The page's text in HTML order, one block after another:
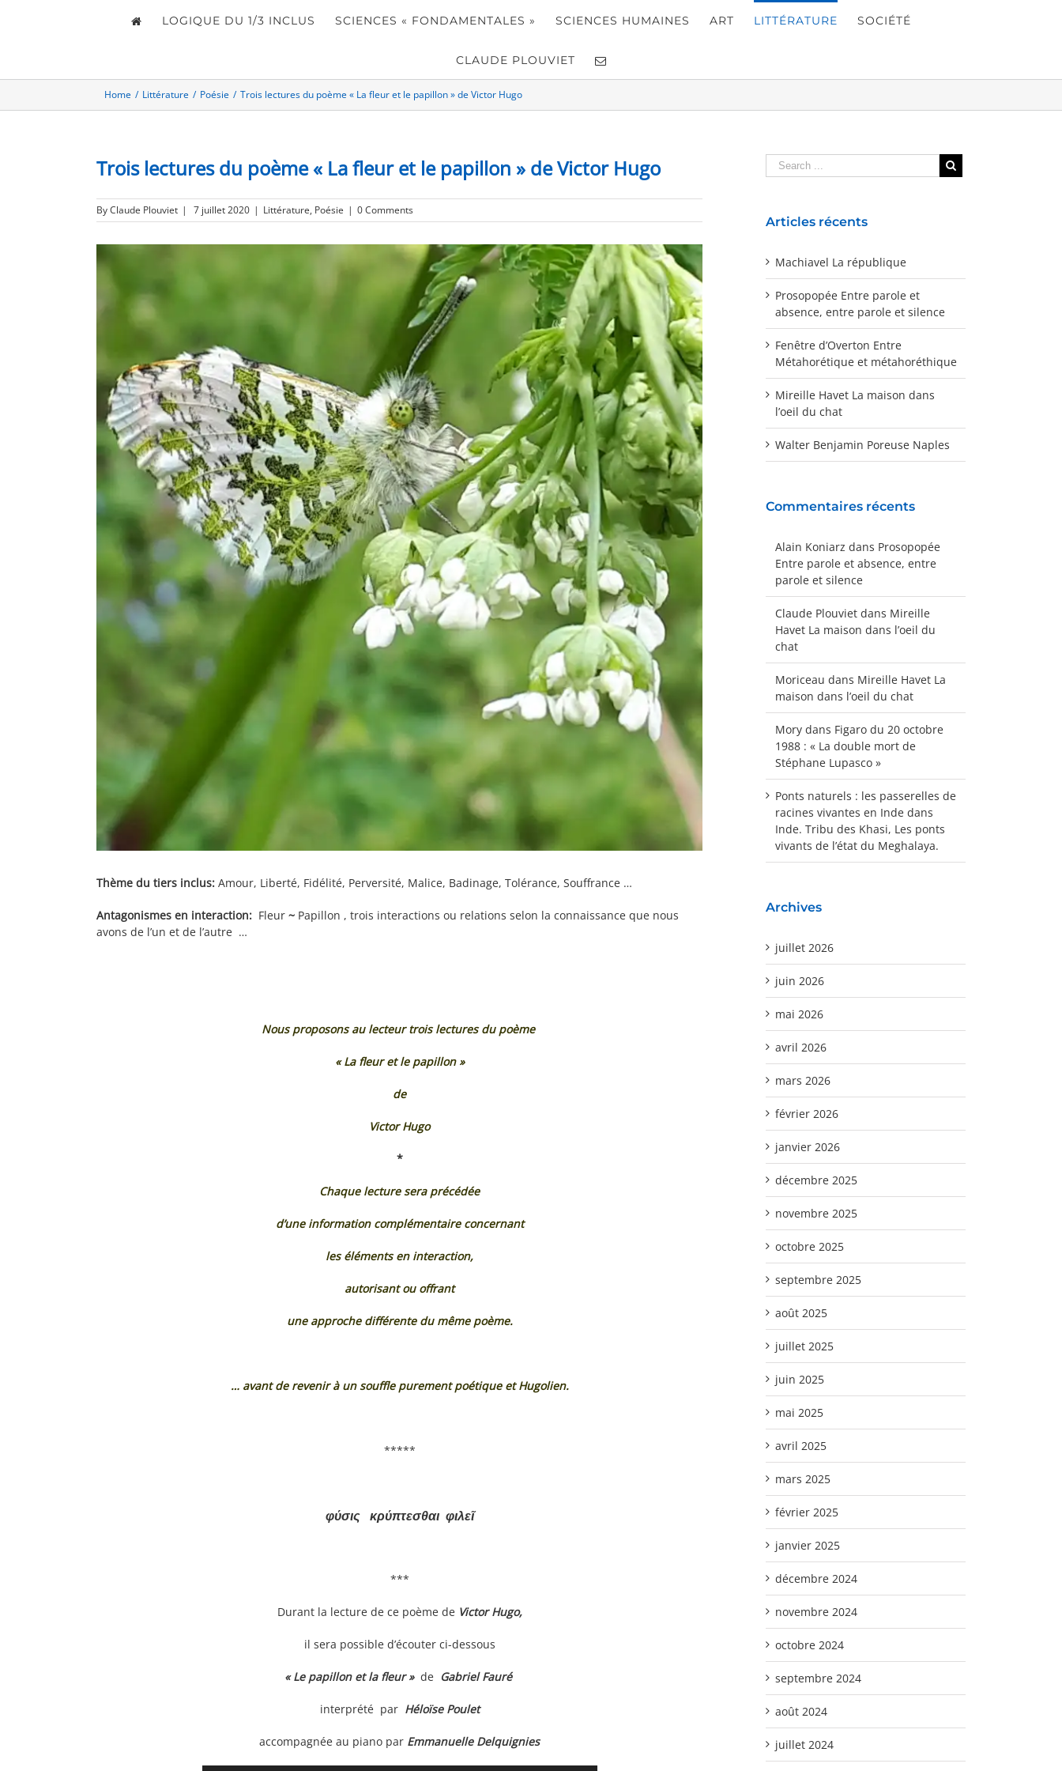
LOGIQUE DU 1/3 INCLUS SCIENCES « FONDAMENTALES » SCIENCES HUMAINES ART LITTÉRATURE SOCIÉTÉ
CLAUDE PLOUVIET
Home / Littérature / Poésie / Trois lectures du poème « La fleur et le papillon » de Victor Hugo
Trois lectures du poème « La fleur et le papillon » de Victor Hugo
ByClaude Plouviet | 7 juillet 2020 | Littérature, Poésie | 0 Comments
View
Larger
Thème du tiers inclus: Amour, Liberté, Fidélité, Perversité, Malice, Badinage, Tolérance, Souffrance …
Antagonismes en interaction: Fleur ~ Papillon , trois interactions ou relations selon la connaissance que nous
avons de l’un et de l’autre …
Nous proposons au lecteur trois lectures du poème
« La fleur et le papillon »
de
Victor Hugo
*
Chaque lecture sera précédée
d’une information complémentaire concernant
les éléments en interaction,
autorisant ou offrant
une approche différente du même poème.
… avant de revenir à un souffle purement poétique et Hugolien.
*****
φύσις κρύπτεσθαι φιλεῖ
***
Durant la lecture de ce poème de Victor Hugo,
il sera possible d’écouter ci-dessous
« Le papillon et la fleur » de Gabriel Fauré
interprété par Héloïse Poulet
accompagnée au piano par Emmanuelle Delquignies
Articles récents
Machiavel La république
Prosopopée Entre parole et
absence, entre parole et silence
Fenêtre d’Overton Entre
Métahorétique et métahoréthique
Mireille Havet La maison dans
l’oeil du chat
Walter Benjamin Poreuse Naples
Commentaires récents
Alain Koniarz dans Prosopopée
Entre parole et absence, entre
parole et silence
Claude Plouviet dans Mireille
Havet La maison dans l’oeil du
chat
Moriceau dans Mireille Havet La
maison dans l’oeil du chat
Mory dans Figaro du 20 octobre
1988 : « La double mort de
Stéphane Lupasco »
Ponts naturels : les passerelles de
racines vivantes en Inde dans
Inde. Tribu des Khasi, Les ponts
vivants de l’état du Meghalaya.
Archives
juillet 2026
juin 2026
mai 2026
avril 2026
mars 2026
février 2026
janvier 2026
décembre 2025
novembre 2025
octobre 2025
septembre 2025
août 2025
juillet 2025
juin 2025
mai 2025
avril 2025
mars 2025
février 2025
janvier 2025
décembre 2024
novembre 2024
octobre 2024
septembre 2024
août 2024
juillet 2024